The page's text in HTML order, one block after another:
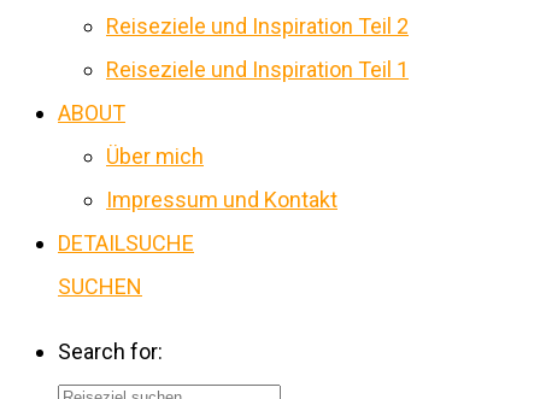
Reiseziele und Inspiration Teil 2
Reiseziele und Inspiration Teil 1
ABOUT
Über mich
Impressum und Kontakt
DETAILSUCHE
SUCHEN
Search for: